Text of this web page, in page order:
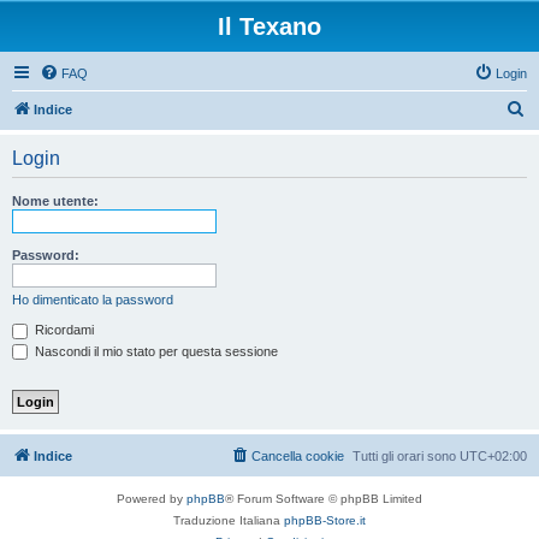
Il Texano
FAQ Login
Indice
Login
Nome utente:
Password:
Ho dimenticato la password
Ricordami
Nascondi il mio stato per questa sessione
Indice Tutti gli orari sono UTC+02:00
Cancella cookie
Powered by phpBB® Forum Software © phpBB Limited
Traduzione Italiana phpBB-Store.it